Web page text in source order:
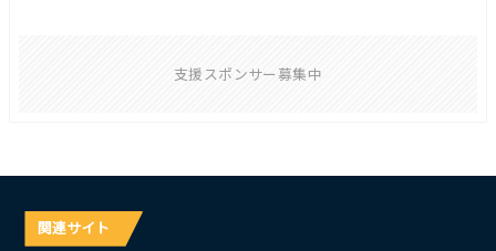
支援スポンサー募集中
関連サイト